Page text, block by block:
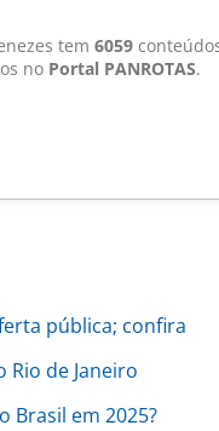
tem 6059
no Portal PANROTAS.
pública; confira
de Janeiro
Brasil em 2025?